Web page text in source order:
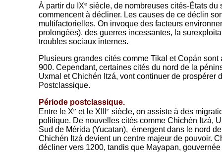
À partir du IXe siècle, de nombreuses cités-États du
commencent à décliner. Les causes de ce déclin
multifactorielles. On invoque des facteurs
prolongées), des guerres incessantes, la
troubles sociaux internes.
Plusieurs grandes cités comme Tikal et Copán
900. Cependant, certaines cités du nord de la
Uxmal et Chichén Itzá, vont continuer de prospérer
Postclassique.
Période postclassique.
Entre le Xe et le XIII e siècle, on assiste à des
politique. De nouvelles cités comme Chichén Itzá,
Sud de Mérida (Yucatan), émergent dans le nord
Chichén Itzá devient un centre majeur de pouvoir.
décliner vers 1200, tandis que Mayapan,